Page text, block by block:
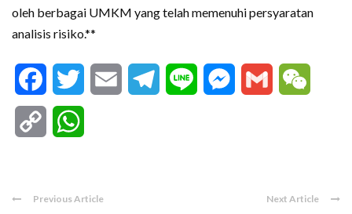
oleh berbagai UMKM yang telah memenuhi persyaratan
analisis risiko.**
FacebookTwitter Email Telegram
Line Messenger
Gmail
Copy
Previous Article Next Article